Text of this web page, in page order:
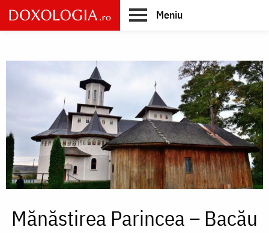
Skip
to
main
Meniu
Mănăstirea Parincea – Bacău